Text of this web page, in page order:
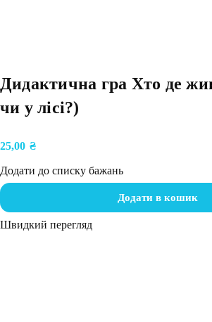
Дидактична гра Хто де
чи у лісі?)
25,00 ₴
Додати до списку бажань
Додати в кошик
Швидкий перегляд